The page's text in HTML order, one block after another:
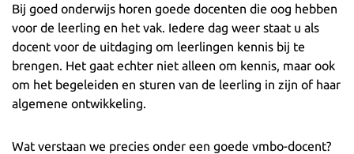
Bij goed onderwijs horen goede docenten die oog hebben
voor de leerling en het vak. Iedere dag weer staat u als
docent voor de uitdaging om leerlingen kennis bij te
brengen. Het gaat echter niet alleen om kennis, maar ook
om het begeleiden en sturen van de leerling in zijn of haar
algemene ontwikkeling.
Wat verstaan we precies onder een goede vmbo-docent?